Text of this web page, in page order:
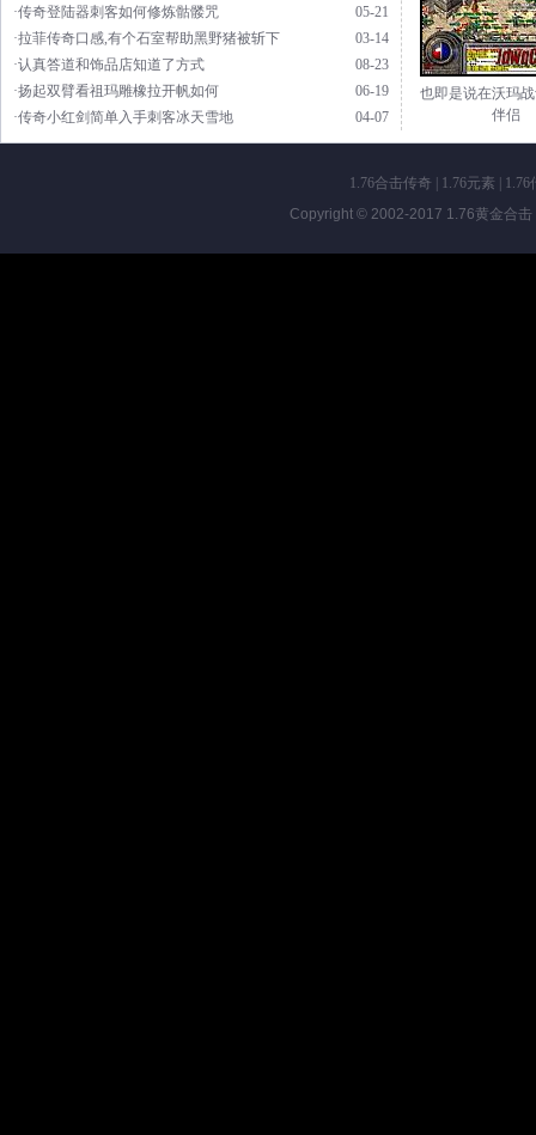
05-21
·传奇登陆器刺客如何修炼骷髅咒
03-14
·拉菲传奇口感,有个石室帮助黑野猪被斩下
08-23
·认真答道和饰品店知道了方式
06-19
·扬起双臂看祖玛雕橡拉开帆如何
04-07
·传奇小红剑简单入手刺客冰天雪地
也即是说在沃玛
伴侣
1.76合击传奇 1.76元素
1.76
Copyright © 2002-2017 1.76黄金合击